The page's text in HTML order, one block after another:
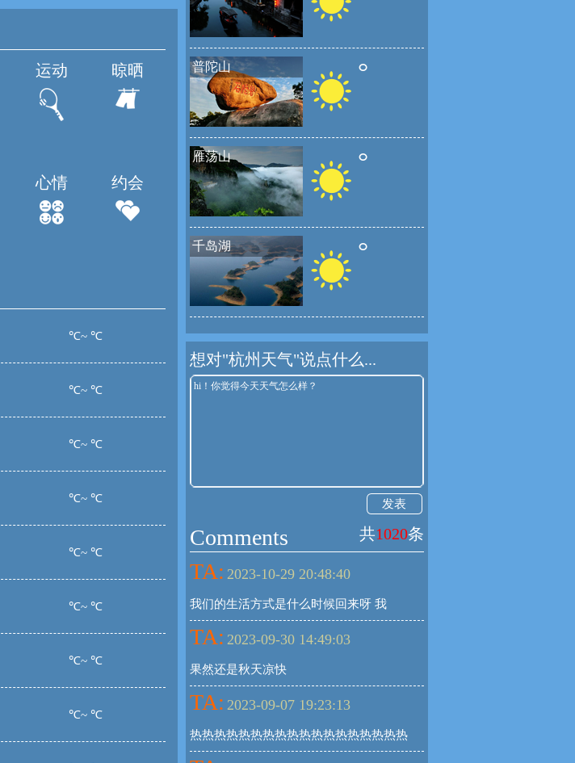
运动 晾晒
心情 约会
℃~ ℃
℃~ ℃
℃~ ℃
℃~ ℃
℃~ ℃
℃~ ℃
℃~ ℃
℃~ ℃
普陀山 °
雁荡山 °
千岛湖 °
想对"杭州天气"说点什么...
发表
Comments 共1020条
TA: 2023-10-29 20:48:40
我们的生活方式是什么时候回来呀 我
TA: 2023-09-30 14:49:03
果然还是秋天凉快
TA: 2023-09-07 19:23:13
热热热热热热热热热热热热热热热热热热